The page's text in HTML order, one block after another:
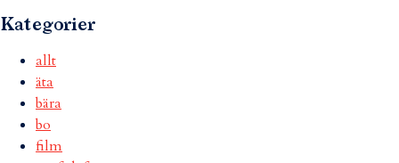
Kategorier
allt
äta
bära
bo
film